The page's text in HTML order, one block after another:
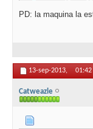
PD: la maquina la
13-sep-2013, 01:42
Catweazle